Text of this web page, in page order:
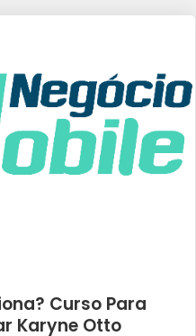
Curso Para
Karyne Otto